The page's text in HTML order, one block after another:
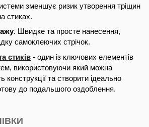
зменшує ризик утворення тріщин
стиках.
. Швидке та просте нанесення,
самоклеючих стрічок.
стиків - один із ключових елементів
використовуючи який можна
конструкції та створити ідеально
до подальшого оздоблення.